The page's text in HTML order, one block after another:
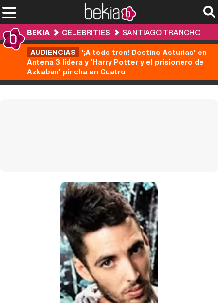
BEKIA CELEBRITIES
SANTIAGO TRANCHO
AUDIENCIAS '¡A todo tren! Destino Asturias' en
Antena 3 lidera y 'Harry Potter y el prisionero de
Azkaban' pincha en Cuatro